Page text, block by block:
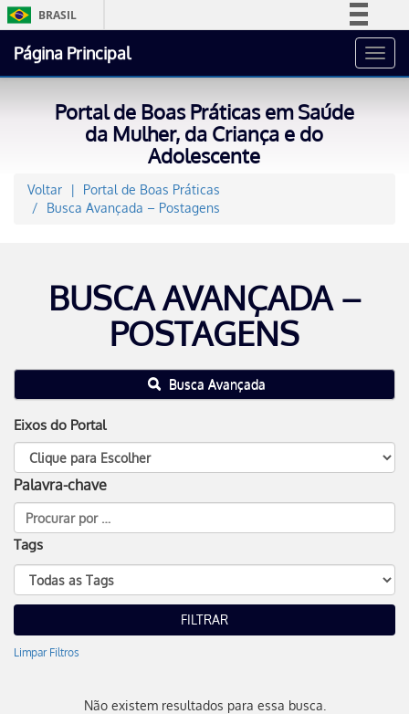
BRASIL
Acesso à informação
Página Principal
Portal de Boas Práticas em Saúde
da Mulher, da Criança e do
Adolescente
Voltar
Portal de Boas Práticas
Busca Avançada – Postagens
BUSCA AVANÇADA –
POSTAGENS
Busca Avançada
Eixos do Portal
Palavra-chave
Tags
Limpar Filtros
Não existem resultados para essa busca.